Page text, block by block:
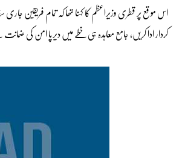
اس موقع پر قطری وزیراعظم کا کہنا تھا کہ تمام فریقین
کردار ادا کریں، جامع معاہدہ ہی خطے میں دیرپا امن کی